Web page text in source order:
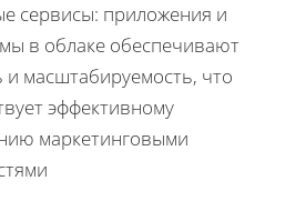
сервисы: приложения и
в облаке обеспечивают
и масштабируемость, что
эффективному
маркетинговыми